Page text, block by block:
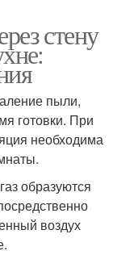
стену
пыли,
готовки. При
необходима
образуются
воздух